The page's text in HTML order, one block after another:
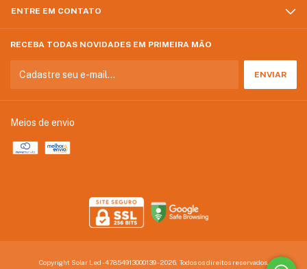
ENTRE EM CONTATO
RECEBA TODAS NOVIDADES EM PRIMEIRA MÃO
Meios de envio
Copyright Solar Led - 47854913000139 - 2026. Todos os direitos reservados.